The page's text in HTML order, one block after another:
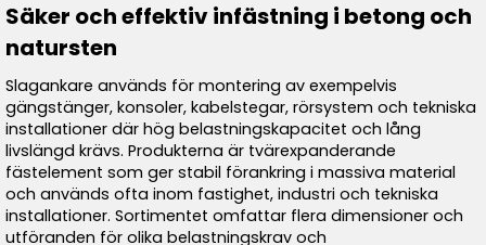
Säker och effektiv infästning i betong och
natursten
Slagankare används för montering av exempelvis
gängstänger, konsoler, kabelstegar, rörsystem och tekniska
installationer där hög belastningskapacitet och lång
livslängd krävs. Produkterna är tvärexpanderande
fästelement som ger stabil förankring i massiva material
och används ofta inom fastighet, industri och tekniska
installationer. Sortimentet omfattar flera dimensioner och
utföranden för olika belastningskrav och